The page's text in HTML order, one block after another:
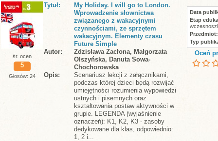
śr. ocen
5
Głosów: 24
Tytuł
My Holiday. I will go to London.
Wprowadzenie słownictwa
związanego z wakacyjnymi
czynnościami, ze sprzętem
wakacyjnym. Elementy czasu
Future Simple
Autor
Zdzisława Zacłona, Małgorzata
Olszyńska, Danuta Sowa-
Chochorowska
Opis
Scenariusz lekcji z załącznikami,
podczas której dzieci będą rozwijać
umiejętności rozumienia wypowiedzi
ustnych i pisemnych oraz
kształtowania postaw aktywności w
grupie. LEGENDA (wyjaśnienie
oznaczeń): K1, K2, K3 - zasoby
dedykowane dla klas, odpowiednio:
1, 2 i...
Data
Etap
Przedmiot
Typ
Oceń